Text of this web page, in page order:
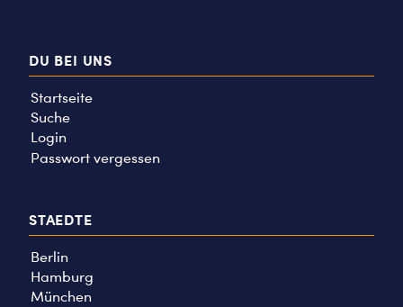
DU BEI UNS
Startseite
Suche
Login
Passwort vergessen
STAEDTE
Berlin
Hamburg
München